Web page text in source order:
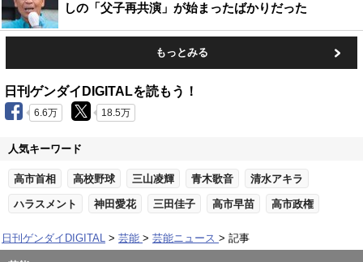
しの「父子再共演」が始まったばかりだった
もっとみる
日刊ゲンダイDIGITALを読もう！
6.6万 18.5万
人気キーワード
高市首相 高校野球 三山凌輝 青木歌音 清水アキラ
ハラスメント 神田愛花 三田佳子 高市早苗 高市政権
日刊ゲンダイDIGITAL 芸能 芸能ニュース 記事